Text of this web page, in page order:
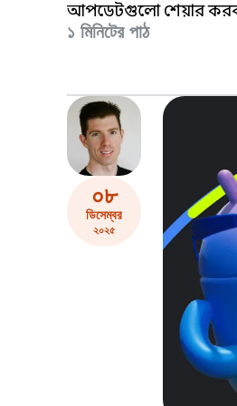
আপডেটগুলো শেয়ার
১ মিনিটের পাঠ
০৮
ডিসেম্বর
২০২৫